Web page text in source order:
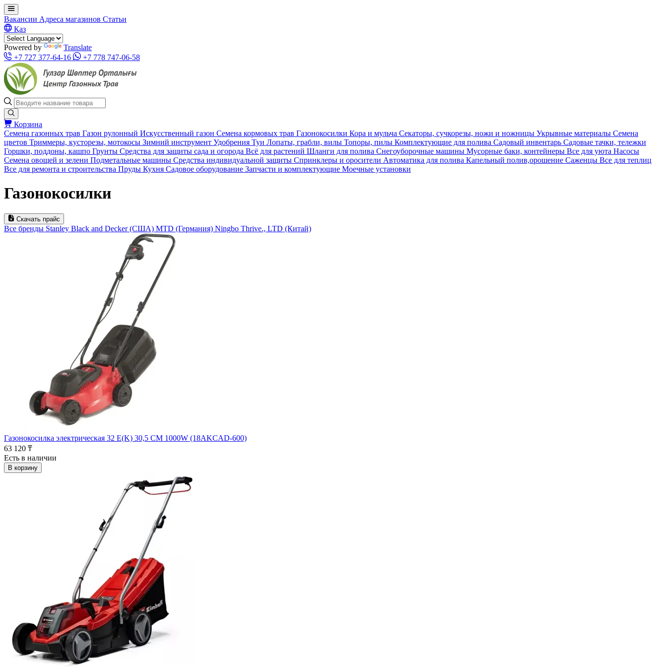
Вакансии Адреса магазинов Статьи
Қаз
Powered by
Translate
+7 727 377-64-16
+7 778 747-06-58
Корзина
Семена газонных трав Газон рулонный Искусственный газон Семена кормовых трав Газонокосилки Кора и мульча Секаторы, сучкорезы, ножи и ножницы Укрывные материалы Семена
цветов Триммеры, кусторезы, мотокосы Зимний инструмент Удобрения Туи Лопаты, грабли, вилы Топоры, пилы Комплектующие для полива Садовый инвентарь Садовые тачки, тележки
Горшки, поддоны, кашпо Грунты Средства для защиты сада и огорода Всё для растений Шланги для полива Снегоуборочные машины Мусорные баки, контейнеры Все для уюта Насосы
Семена овощей и зелени Подметальные машины Средства индивидуальной защиты Спринклеры и оросители Автоматика для полива Капельный полив,орошение Саженцы Все для теплиц
Все для ремонта и строительства Пруды Кухня Садовое оборудование Запчасти и комплектующие Моечные установки
Газонокосилки
Скачать прайс
Все бренды Stanley Black and Decker (CША) MTD (Германия) Ningbo Thrive., LTD (Китай)
Газонокосилка электрическая 32 E(K) 30,5 CM 1000W (18AKCAD-600)
63 120 ₸
Есть в наличии
В корзину